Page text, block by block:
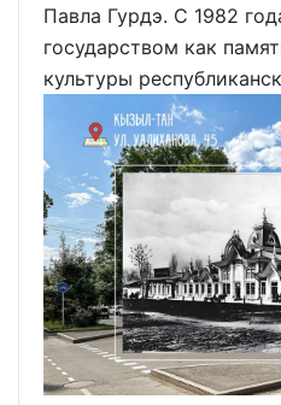
Павла Гурдэ. С 1982
государством как
культуры